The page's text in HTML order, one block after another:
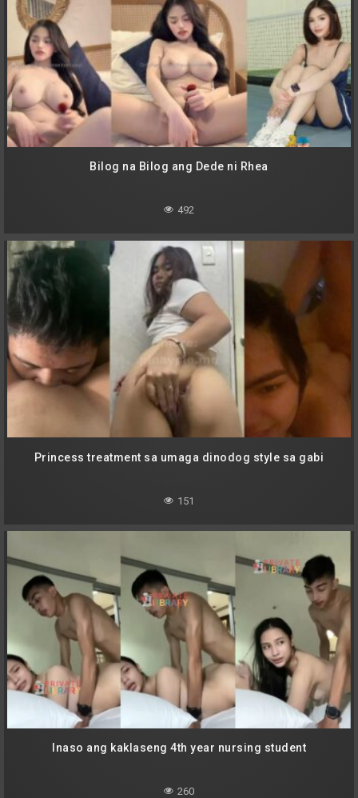
Bilog na Bilog ang Dede ni Rhea
492
Princess treatment sa umaga dinodog style sa gabi
151
Inaso ang kaklaseng 4th year nursing student
260